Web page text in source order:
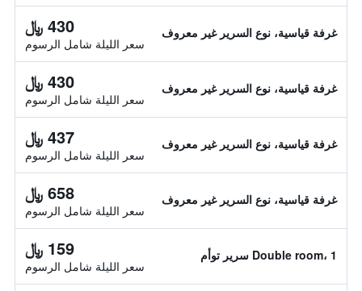
غرفة قياسية، نوع السرير غير معروف 430 ﷼
سعر الليلة شامل الرسوم
غرفة قياسية، نوع السرير غير معروف 430 ﷼
سعر الليلة شامل الرسوم
غرفة قياسية، نوع السرير غير معروف 437 ﷼
سعر الليلة شامل الرسوم
غرفة قياسية، نوع السرير غير معروف 658 ﷼
سعر الليلة شامل الرسوم
Double room، 1 سرير توأم 159 ﷼
سعر الليلة شامل الرسوم